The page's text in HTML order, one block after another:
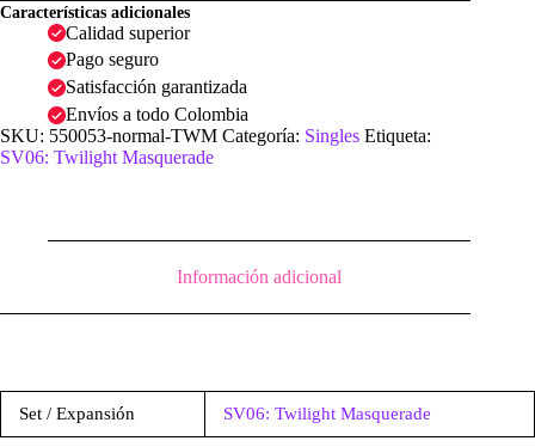
Características adicionales
Calidad superior
Pago seguro
Satisfacción garantizada
Envíos a todo Colombia
SKU: 550053-normal-TWM Categoría: Singles Etiqueta:
SV06: Twilight Masquerade
Información adicional
Set / Expansión SV06: Twilight Masquerade